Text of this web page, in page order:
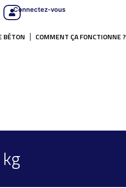
Connectez-vous
BÉTON COMMENT ÇA FONCTIONNE ?